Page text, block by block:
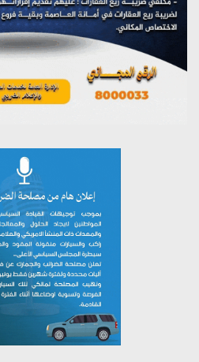
تستمعون لبرنامج (مع السيد القائد)
يوليو 26, 2026